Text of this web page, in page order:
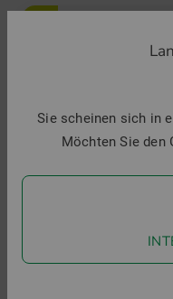
Valiente
Sie scheinen sich in
Möchten Sie den